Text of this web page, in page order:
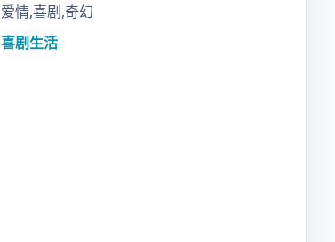
爱情,喜剧,奇幻
喜剧生活